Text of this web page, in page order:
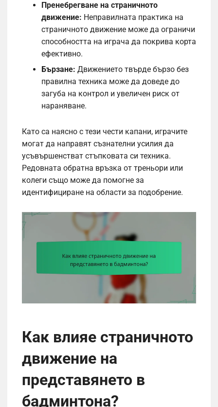
Пренебрегване на страничното
движение: Неправилната практика на
страничното движение може да ограничи
способността на играча да покрива корта
ефективно.
Бързане: Движението твърде бързо без
правилна техника може да доведе до
загуба на контрол и увеличен риск от
нараняване.
Като са наясно с тези чести капани, играчите
могат да направят съзнателни усилия да
усъвършенстват стъпковата си техника.
Редовната обратна връзка от треньори или
колеги също може да помогне за
идентифициране на области за подобрение.
Как влияе страничното
движение на
представянето в
бадминтона?